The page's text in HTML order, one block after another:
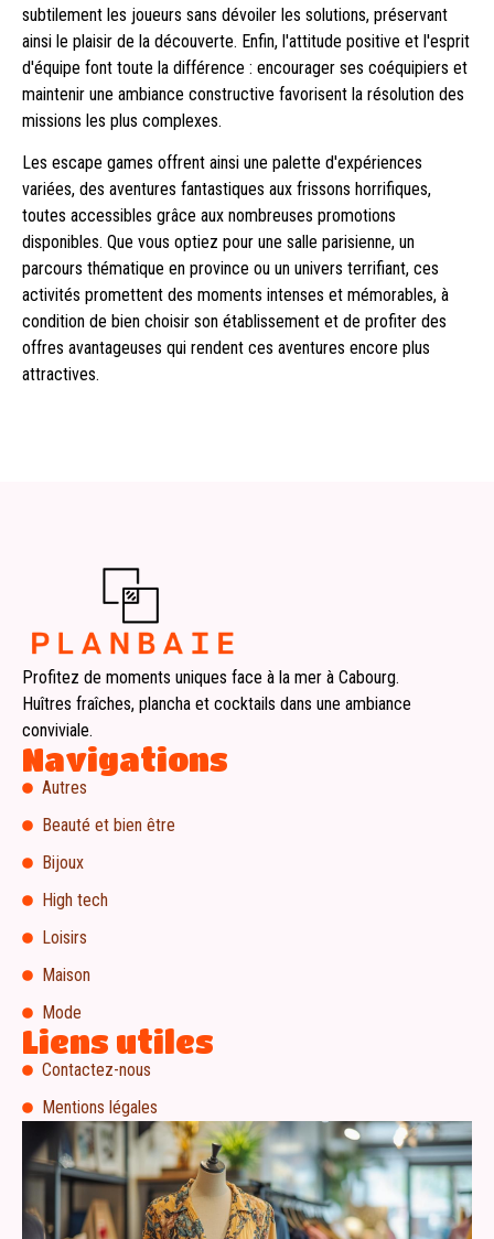
subtilement les joueurs sans dévoiler les solutions, préservant
ainsi le plaisir de la découverte. Enfin, l'attitude positive et l'esprit
d'équipe font toute la différence : encourager ses coéquipiers et
maintenir une ambiance constructive favorisent la résolution des
missions les plus complexes.
Les escape games offrent ainsi une palette d'expériences
variées, des aventures fantastiques aux frissons horrifiques,
toutes accessibles grâce aux nombreuses promotions
disponibles. Que vous optiez pour une salle parisienne, un
parcours thématique en province ou un univers terrifiant, ces
activités promettent des moments intenses et mémorables, à
condition de bien choisir son établissement et de profiter des
offres avantageuses qui rendent ces aventures encore plus
attractives.
Profitez de moments uniques face à la mer à Cabourg.
Huîtres fraîches, plancha et cocktails dans une ambiance
conviviale.
Navigations
Autres
Beauté et bien être
Bijoux
High tech
Loisirs
Maison
Mode
Liens utiles
Contactez-nous
Mentions légales